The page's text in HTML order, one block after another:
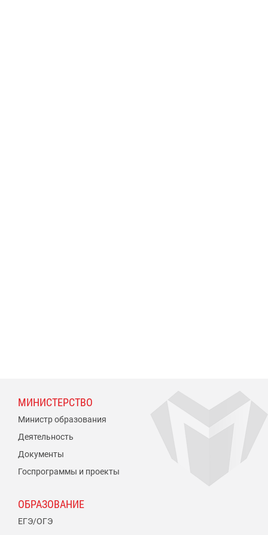
МИНИСТЕРСТВО
Министр образования
Деятельность
Документы
Госпрограммы и проекты
ОБРАЗОВАНИЕ
ЕГЭ/ОГЭ